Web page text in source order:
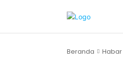
Beranda